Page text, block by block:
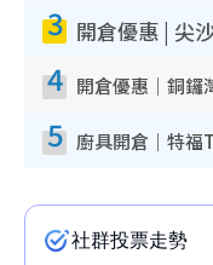
3
4
5